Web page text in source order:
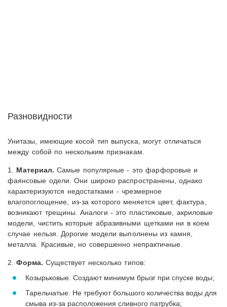
Разновидности
Унитазы, имеющие косой тип выпуска, могут отличаться
между собой по нескольким признакам.
1. Материал. Самые популярные - это фарфоровые и
фаянсовые одели. Они широко распространены, однако
характеризуются недостатками - чрезмерное
влагопоглощение, из-за которого меняется цвет, фактура,
возникают трещины. Аналоги - это пластиковые, акриловые
модели, чистить которые абразивными щетками ни в коем
случае нельзя. Дорогие модели выполнены из камня,
металла. Красивые, но совершенно непрактичные.
2.Форма. Существует несколько типов:
Козырьковые. Создают минимум брызг при спуске воды;
Тарельчатые. Не требуют большого количества воды для
смыва из-за расположения сливного патрубка;